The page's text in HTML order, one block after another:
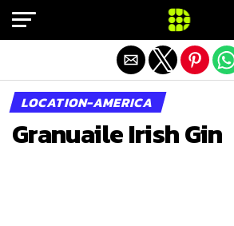
LOCATION-AMERICA
Granuaile Irish Gin
Exit mobile version